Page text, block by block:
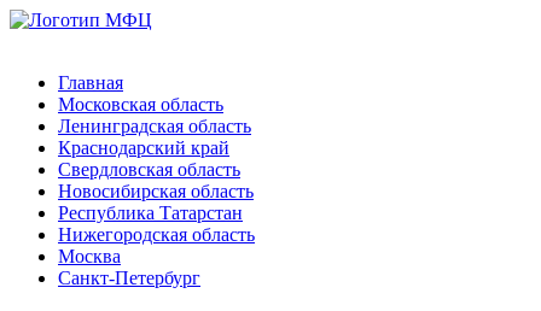
Главная
Московская область
Ленинградская область
Краснодарский край
Свердловская область
Новосибирская область
Республика Татарстан
Нижегородская область
Москва
Санкт-Петербург